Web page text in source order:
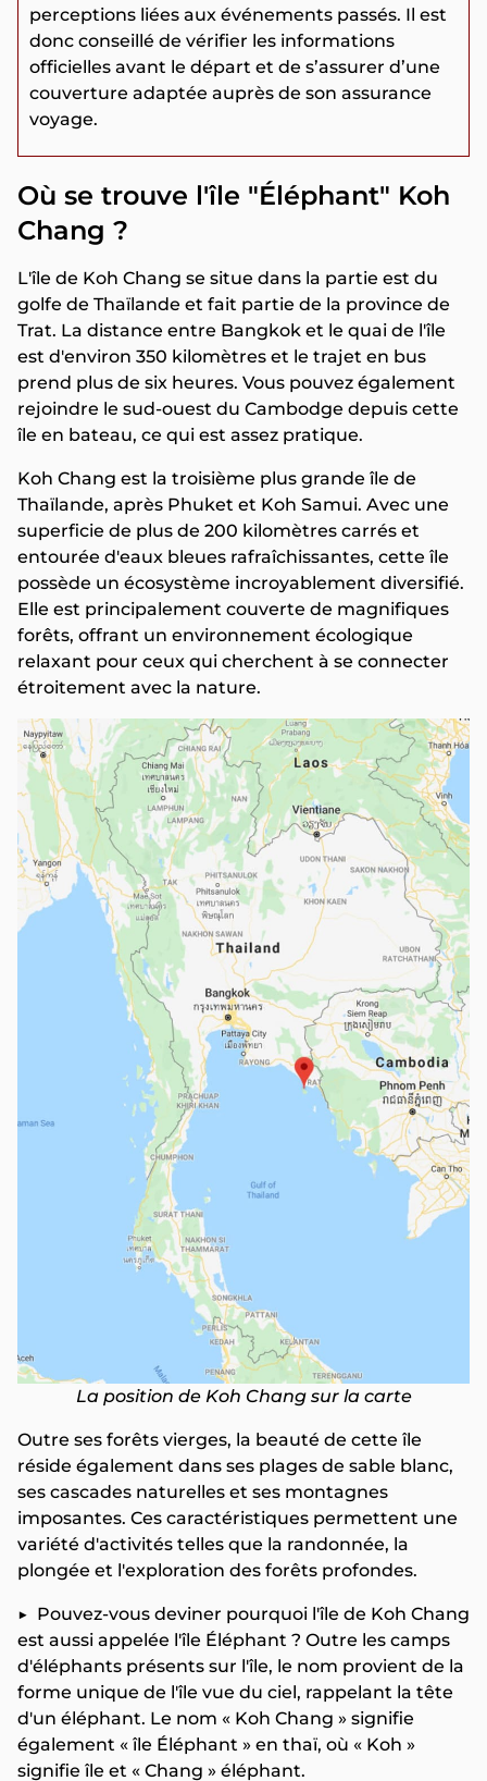
perceptions liées aux événements passés. Il est
donc conseillé de vérifier les informations
officielles avant le départ et de s’assurer d’une
couverture adaptée auprès de son assurance
voyage.
Où se trouve l'île "Éléphant" Koh
Chang ?
L'île de Koh Chang se situe dans la partie est du
golfe de Thaïlande et fait partie de la province de
Trat. La distance entre Bangkok et le quai de l'île
est d'environ 350 kilomètres et le trajet en bus
prend plus de six heures. Vous pouvez également
rejoindre le sud-ouest du Cambodge depuis cette
île en bateau, ce qui est assez pratique.
Koh Chang est la troisième plus grande île de
Thaïlande, après Phuket et Koh Samui. Avec une
superficie de plus de 200 kilomètres carrés et
entourée d'eaux bleues rafraîchissantes, cette île
possède un écosystème incroyablement diversifié.
Elle est principalement couverte de magnifiques
forêts, offrant un environnement écologique
relaxant pour ceux qui cherchent à se connecter
étroitement avec la nature.
La position de Koh Chang sur la carte
Outre ses forêts vierges, la beauté de cette île
réside également dans ses plages de sable blanc,
ses cascades naturelles et ses montagnes
imposantes. Ces caractéristiques permettent une
variété d'activités telles que la randonnée, la
plongée et l'exploration des forêts profondes.
▶️ Pouvez-vous deviner pourquoi l'île de Koh Chang
est aussi appelée l'île Éléphant ? Outre les camps
d'éléphants présents sur l'île, le nom provient de la
forme unique de l'île vue du ciel, rappelant la tête
d'un éléphant. Le nom « Koh Chang » signifie
également « île Éléphant » en thaï, où « Koh »
signifie île et « Chang » éléphant.